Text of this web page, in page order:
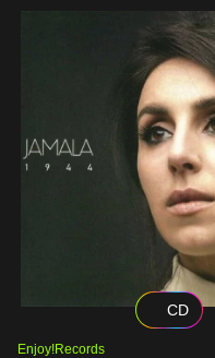
CD
Enjoy!Records